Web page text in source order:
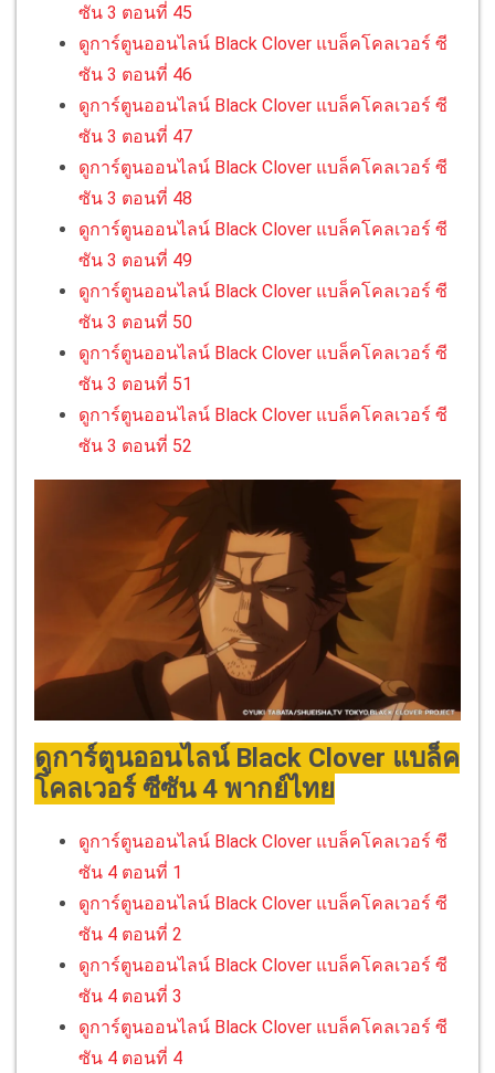
ซัน 3 ตอนที่ 45
ดูการ์ตูนออนไลน์ Black Clover แบล็คโคลเวอร์ ซี
ซัน 3 ตอนที่ 46
ดูการ์ตูนออนไลน์ Black Clover แบล็คโคลเวอร์ ซี
ซัน 3 ตอนที่ 47
ดูการ์ตูนออนไลน์ Black Clover แบล็คโคลเวอร์ ซี
ซัน 3 ตอนที่ 48
ดูการ์ตูนออนไลน์ Black Clover แบล็คโคลเวอร์ ซี
ซัน 3 ตอนที่ 49
ดูการ์ตูนออนไลน์ Black Clover แบล็คโคลเวอร์ ซี
ซัน 3 ตอนที่ 50
ดูการ์ตูนออนไลน์ Black Clover แบล็คโคลเวอร์ ซี
ซัน 3 ตอนที่ 51
ดูการ์ตูนออนไลน์ Black Clover แบล็คโคลเวอร์ ซี
ซัน 3 ตอนที่ 52
ดูการ์ตูนออนไลน์ Black Clover แบล็ค
โคลเวอร์ ซีซัน 4 พากย์ไทย
ดูการ์ตูนออนไลน์ Black Clover แบล็คโคลเวอร์ ซี
ซัน 4 ตอนที่ 1
ดูการ์ตูนออนไลน์ Black Clover แบล็คโคลเวอร์ ซี
ซัน 4 ตอนที่ 2
ดูการ์ตูนออนไลน์ Black Clover แบล็คโคลเวอร์ ซี
ซัน 4 ตอนที่ 3
ดูการ์ตูนออนไลน์ Black Clover แบล็คโคลเวอร์ ซี
ซัน 4 ตอนที่ 4